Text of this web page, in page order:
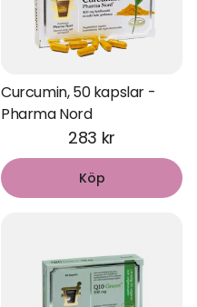
Curcumin, 50 kapslar -
Pharma Nord
283 kr
Köp